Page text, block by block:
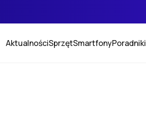
AktualnościSprzętSmartfonyPoradniki